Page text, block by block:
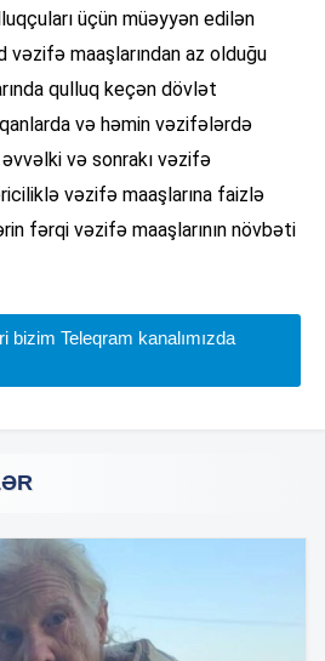
üçün müəyyən edilən
vəzifə maaşlarından az olduğu
qulluq keçən dövlət
və həmin vəzifələrdə
və sonrakı vəzifə
vəzifə maaşlarına faizlə
fərqi vəzifə maaşlarının növbəti
bizim Teleqram kanalımızda